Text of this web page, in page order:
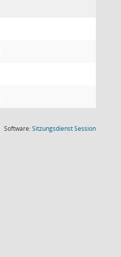
Software:SitzungsdienstSession(Wird in